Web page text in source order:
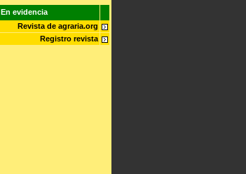
En evidencia
Revista de agraria.org
Registro revista